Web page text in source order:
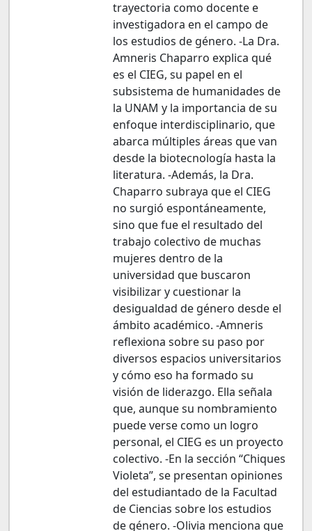
trayectoria como docente e
investigadora en el campo de
los estudios de género. -La Dra.
Amneris Chaparro explica qué
es el CIEG, su papel en el
subsistema de humanidades de
la UNAM y la importancia de su
enfoque interdisciplinario, que
abarca múltiples áreas que van
desde la biotecnología hasta la
literatura. -Además, la Dra.
Chaparro subraya que el CIEG
no surgió espontáneamente,
sino que fue el resultado del
trabajo colectivo de muchas
mujeres dentro de la
universidad que buscaron
visibilizar y cuestionar la
desigualdad de género desde el
ámbito académico. -Amneris
reflexiona sobre su paso por
diversos espacios universitarios
y cómo eso ha formado su
visión de liderazgo. Ella señala
que, aunque su nombramiento
puede verse como un logro
personal, el CIEG es un proyecto
colectivo. -En la sección “Chiques
Violeta”, se presentan opiniones
del estudiantado de la Facultad
de Ciencias sobre los estudios
de género. -Olivia menciona que